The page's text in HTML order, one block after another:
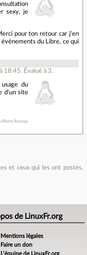
sexy, je
pour ton retour car j'en
du Libre, ce qui
18:45. Évalué à 3.
du
d'un site
Pierre Rosnay
et ceux qui les ont postés.
de LinuxFr.org
Mentions légales
Faire un don
L’équipe de LinuxFr.org